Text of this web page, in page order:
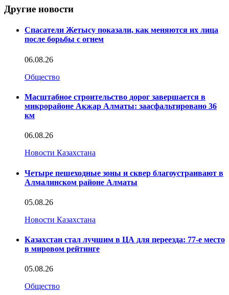
Другие новости
Спасатели Жетысу показали, как меняются их лица
после борьбы с огнем
06.08.26
Общество
Масштабное строительство дорог завершается в
микрорайоне Акжар Алматы: заасфальтировано 36
км
06.08.26
Новости Казахстана
Четыре пешеходные зоны и сквер благоустраивают в
Алмалинском районе Алматы
05.08.26
Новости Казахстана
Казахстан стал лучшим в ЦА для переезда: 77-е место
в мировом рейтинге
05.08.26
Общество